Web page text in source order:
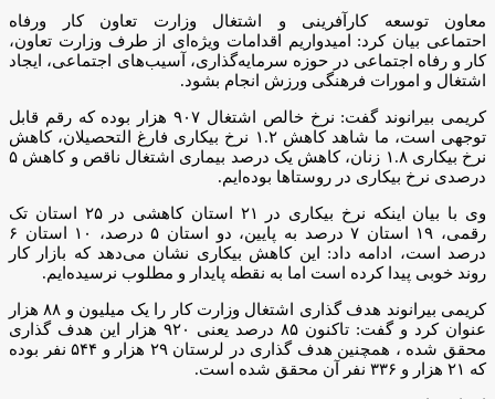
معاون توسعه کارآفرینی و اشتغال وزارت تعاون کار ورفاه
احتماعی بیان کرد: امیدواریم اقدامات ویژه‌ای از طرف وزارت تعاون،
کار و رفاه اجتماعی در حوزه سرمایه‌گذاری، آسیب‌های اجتماعی، ایجاد
اشتغال و امورات فرهنگی ورزش انجام بشود.
کریمی بیرانوند گفت: نرخ خالص اشتغال ۹۰۷ هزار بوده که رقم قابل
توجهی است، ما شاهد کاهش ۱.۲ نرخ بیکاری فارغ التحصیلان، کاهش
نرخ بیکاری ۱.۸ زنان، کاهش یک درصد بیماری اشتغال ناقص و کاهش ۵
درصدی نرخ بیکاری در روستاها بوده‌ایم.
وی با بیان اینکه نرخ بیکاری در ۲۱ استان کاهشی در ۲۵ استان تک
رقمی، ۱۹ استان ۷ درصد به پایین، دو استان ۵ درصد، ۱۰ استان ۶
درصد است، ادامه داد: این کاهش بیکاری نشان می‌‌دهد که بازار کار
روند خوبی پیدا کرده است اما به نقطه پایدار و مطلوب نرسیده‌ایم.
کریمی بیرانوند هدف گذاری اشتغال وزارت کار را یک میلیون و ۸۸ هزار
عنوان کرد و گفت: تاکنون ۸۵ درصد یعنی ۹۲۰ هزار این هدف گذاری
محقق شده ، همچنین هدف گذاری در لرستان ۲۹ هزار و ۵۴۴ نفر بوده
که ۲۱ هزار و ۳۳۶ نفر آن محقق شده است.